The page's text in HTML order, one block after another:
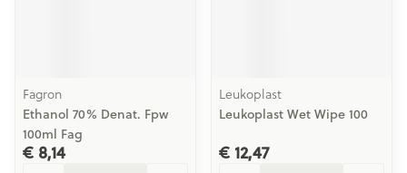
Fagron
Ethanol 70% Denat. Fpw
100ml Fag
€ 8,14
Leukoplast
Leukoplast Wet Wipe 100
€ 12,47